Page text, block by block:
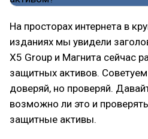
На просторах интернета в
изданиях мы увидели
X5 Group и Магнита сейчас
защитных активов.
доверяй, но проверяй.
возможно ли это и
защитные активы.